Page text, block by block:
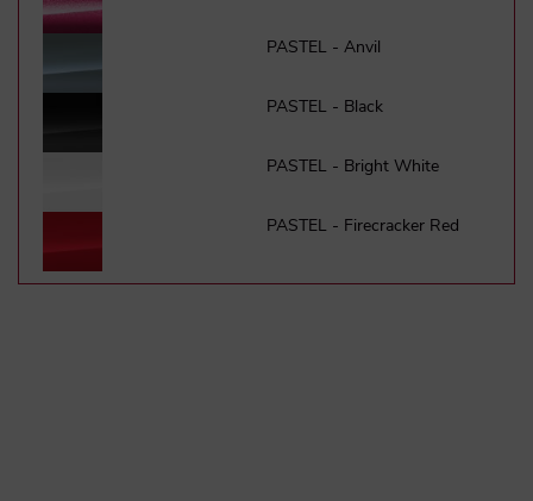
PASTEL - Anvil
PASTEL - Black
PASTEL - Bright White
PASTEL - Firecracker Red